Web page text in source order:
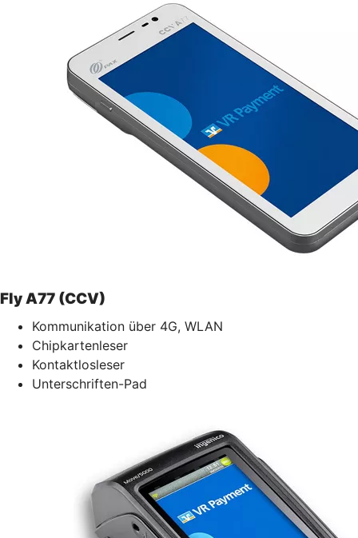
Fly A77 (CCV)
Kommunikation über 4G, WLAN
Chipkartenleser
Kontaktlosleser
Unterschriften-Pad